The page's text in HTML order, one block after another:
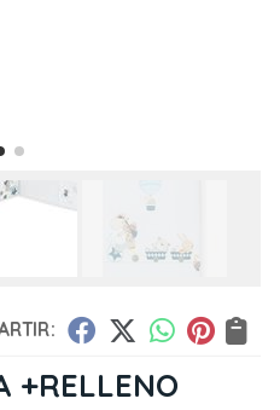
+RELLENO